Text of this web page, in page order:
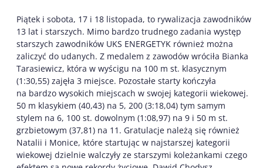
Piątek i sobota, 17 i 18 listopada, to rywalizacja zawodników
13 lat i starszych. Mimo bardzo trudnego zadania występ
starszych zawodników UKS ENERGETYK również można
zaliczyć do udanych. Z medalem z zawodów wróciła Bianka
Tarasiewicz, która w wyścigu na 100 m st. klasycznym
(1:30,55) zajęła 3 miejsce. Pozostałe starty kończyła
na bardzo wysokich miejscach w swojej kategorii wiekowej.
50 m klasykiem (40,43) na 5, 200 (3:18,04) tym samym
stylem na 6, 100 st. dowolnym (1:08,97) na 9 i 50 m st.
grzbietowym (37,81) na 11. Gratulacje należą się również
Natalii i Monice, które startując w najstarszej kategorii
wiekowej dzielnie walczyły ze starszymi koleżankami czego